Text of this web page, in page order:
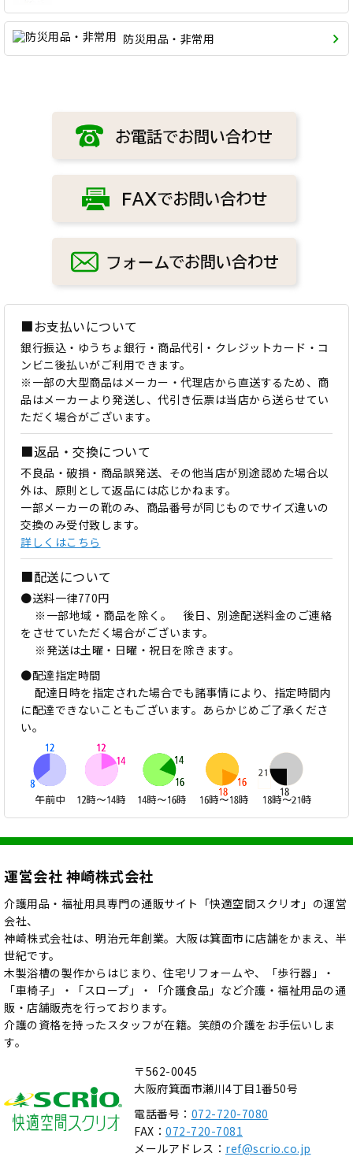
防災用品・非常用
■お支払いについて
銀行振込・ゆうちょ銀行・商品代引・クレジットカード・コ
ンビニ後払いがご利用できます。
※一部の大型商品はメーカー・代理店から直送するため、商
品はメーカーより発送し、代引き伝票は当店から送らせてい
ただく場合がございます。
■返品・交換について
不良品・破損・商品誤発送、その他当店が別途認めた場合以
外は、原則として返品には応じかねます。
一部メーカーの靴のみ、商品番号が同じものでサイズ違いの
交換のみ受付致します。
詳しくはこちら
■配送について
●送料一律770円
※一部地域・商品を除く。 後日、別途配送料金のご連絡
をさせていただく場合がございます。
※発送は土曜・日曜・祝日を除きます。
●配達指定時間
配達日時を指定された場合でも諸事情により、指定時間内
に配達できないこともございます。あらかじめご了承くださ
い。
運営会社 神崎株式会社
介護用品・福祉用具専門の通販サイト「快適空間スクリオ」の運営
会社、
神崎株式会社は、明治元年創業。大阪は箕面市に店舗をかまえ、半
世紀です。
木製浴槽の製作からはじまり、住宅リフォームや、「歩行器」・
「車椅子」・「スロープ」・「介護食品」など介護・福祉用品の通
販・店舗販売を行っております。
介護の資格を持ったスタッフが在籍。笑顔の介護をお手伝いしま
す。
〒562-0045
大阪府箕面市瀬川4丁目1番50号
電話番号： 072-720-7080
FAX： 072-720-7081
メールアドレス： ref@scrio.co.jp